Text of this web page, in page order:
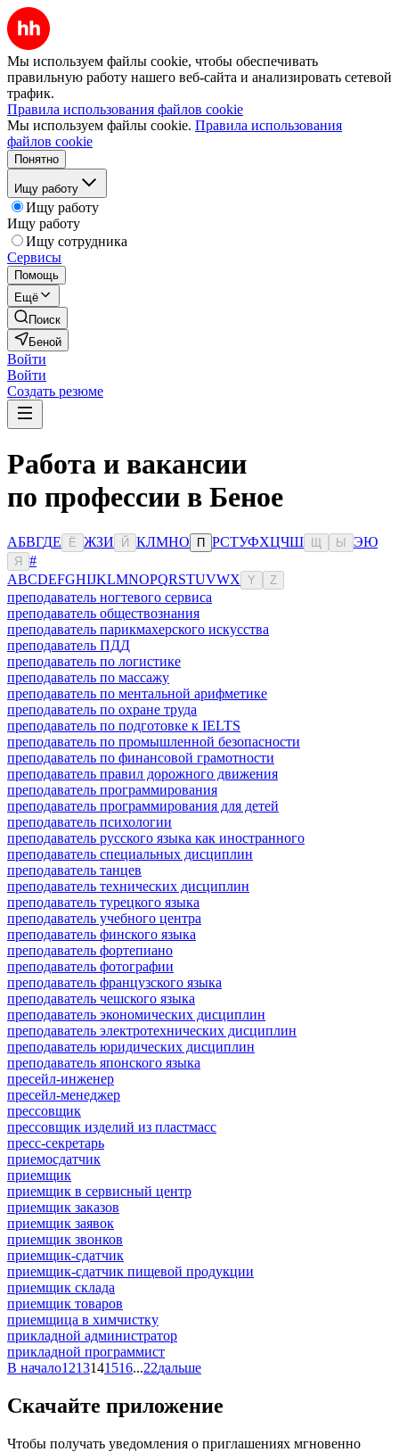
Мы используем файлы cookie, чтобы обеспечивать
правильную работу нашего веб-сайта и анализировать сетевой
трафик.
Правила использования файлов cookie
Мы используем файлы cookie. Правила использования
файлов cookie
Понятно
Ищу работу
Ищу работу
Ищу работу
Ищу сотрудника
Сервисы
Помощь
Ещё
Поиск
Беной
Войти
Войти
Создать резюме
Работа и вакансии
по профессии в Беное
АБВГДЕ Ё ЖЗИ Й КЛМНО П РСТУФХЦЧШ Ы ЭЮ
Я
#
ABCDEFGHIJKLMNOPQRSTUVWX Y Z
преподаватель ногтевого сервиса
преподаватель обществознания
преподаватель парикмахерского искусства
преподаватель ПДД
преподаватель по логистике
преподаватель по массажу
преподаватель по ментальной арифметике
преподаватель по охране труда
преподаватель по подготовке к IELTS
преподаватель по промышленной безопасности
преподаватель по финансовой грамотности
преподаватель правил дорожного движения
преподаватель программирования
преподаватель программирования для детей
преподаватель психологии
преподаватель русского языка как иностранного
преподаватель специальных дисциплин
преподаватель танцев
преподаватель технических дисциплин
преподаватель турецкого языка
преподаватель учебного центра
преподаватель финского языка
преподаватель фортепиано
преподаватель фотографии
преподаватель французского языка
преподаватель чешского языка
преподаватель экономических дисциплин
преподаватель электротехнических дисциплин
преподаватель юридических дисциплин
преподаватель японского языка
пресейл-инженер
пресейл-менеджер
прессовщик
прессовщик изделий из пластмасс
пресс-секретарь
приемосдатчик
приемщик
приемщик в сервисный центр
приемщик заказов
приемщик заявок
приемщик звонков
приемщик-сдатчик
приемщик-сдатчик пищевой продукции
приемщик склада
приемщик товаров
приемщица в химчистку
прикладной администратор
прикладной программист
В начало1213141516...22дальше
Скачайте приложение
Чтобы получать уведомления о приглашениях мгновенно